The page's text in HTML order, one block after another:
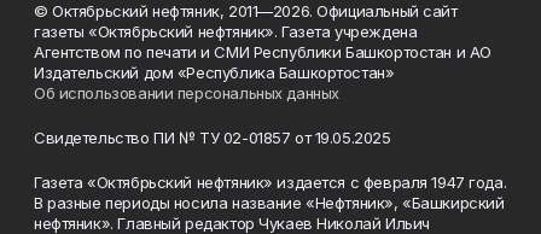
© Октябрьский нефтяник, 2011—2026. Официальный сайт
газеты «Октябрьский нефтяник». Газета учреждена
Агентством по печати и СМИ Республики Башкортостан и АО
Издательский дом «Республика Башкортостан»
Об использовании персональных данных
Свидетельство ПИ № ТУ 02-01857 от 19.05.2025
Газета «Октябрьский нефтяник» издается с февраля 1947 года.
В разные периоды носила название «Нефтяник», «Башкирский
нефтяник». Главный редактор Чукаев Николай Ильич